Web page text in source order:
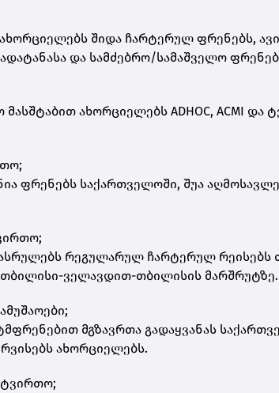
შიდა ჩარტერულ ფრენებს,
და სამძებრო/სამაშველო
ახორციელებს ADHOC, ACMI და
ფრენებს საქართველოში, შუა
ასრულებს რეგულარულ ჩარტერულ რეისებს
ველავდით-თბილისის მარშრუტზე.
მგზავრთა გადაყვანას
ახორციელებს.